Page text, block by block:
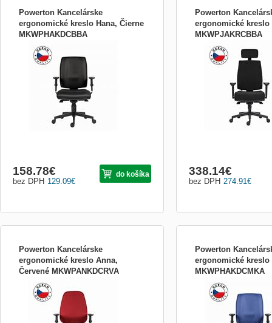
Powerton Kancelárske
ergonomické kreslo Hana, Čierne
MKWPHAKDCBBA
Ergonomické kreslo Powerton HANA je
navrhnuté tak, aby čo najlepšie
zodpovedalo Vašim potrebám a aby
minimalizovalo negatívne vplyvy sedavej
práce na zdravie človeka. Výhody
ergonomického kresla zahŕňajú zvýšenie
129.09€
bez DPH
158.78€ do košíka
Powerton
ergonomické kreslo
MKWPJAKRCBBA
Ergonomické kreslo
navrhnuté tak, aby
prirodzenú pozíciu tela a
bolesť a únavu spojenú s
sedavým zamestnaním.
prednosťou je
274.91 €
bez DPH
338.14€
Powerton Kancelárske
ergonomické kreslo Anna,
Červené MKWPANKDCRVA
Ergonomické kreslo Powerton ANNA je
moderné a pohodlné kreslo, ktoré bolo
navrhnuté s ohľadom na zdravie a
pohodlie používateľov. Jeho hlavnou
prednosťou je ergonomický tvar, ktorý
Powerton
ergonomické kreslo
MKWPHAKDCMKA
Ergonomické kreslo
navrhnuté tak, aby čo
zodpovedalo Vašim
minimalizovalo
práce na zdravie